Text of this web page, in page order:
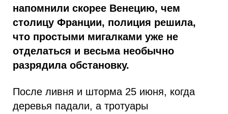
напомнили скорее Венецию, чем
столицу Франции, полиция решила,
что простыми мигалками уже не
отделаться и весьма необычно
разрядила обстановку.
После ливня и шторма 25 июня, когда
деревья падали, а тротуары